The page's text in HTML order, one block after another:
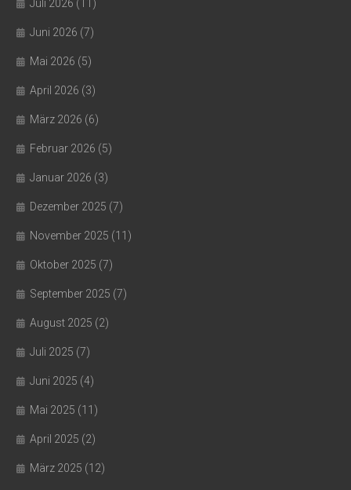
Juli 2026 (11)
Juni 2026 (7)
Mai 2026 (5)
April 2026 (3)
März 2026 (6)
Februar 2026 (5)
Januar 2026 (3)
Dezember 2025 (7)
November 2025 (11)
Oktober 2025 (7)
September 2025 (7)
August 2025 (2)
Juli 2025 (7)
Juni 2025 (4)
Mai 2025 (11)
April 2025 (2)
März 2025 (12)